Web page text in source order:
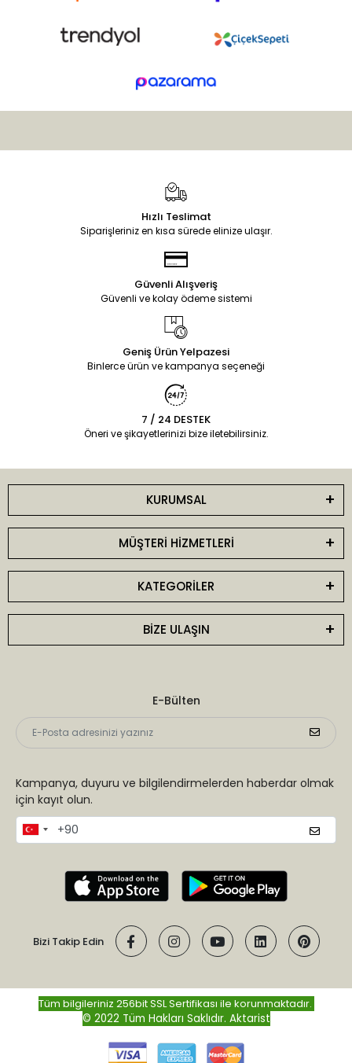
Hızlı Teslimat
Siparişleriniz en kısa sürede elinize ulaşır.
Güvenli Alışveriş
Güvenli ve kolay ödeme sistemi
Geniş Ürün Yelpazesi
Binlerce ürün ve kampanya seçeneği
7 / 24 DESTEK
Öneri ve şikayetlerinizi bize iletebilirsiniz.
KURUMSAL
MÜŞTERİ HİZMETLERİ
KATEGORİLER
BİZE ULAŞIN
E-Bülten
Kampanya, duyuru ve bilgilendirmelerden haberdar olmak
için kayıt olun.
Bizi Takip Edin
Tüm bilgileriniz 256bit SSL Sertifikası ile korunmaktadır.
© 2022 Tüm Hakları Saklıdır. Aktarist